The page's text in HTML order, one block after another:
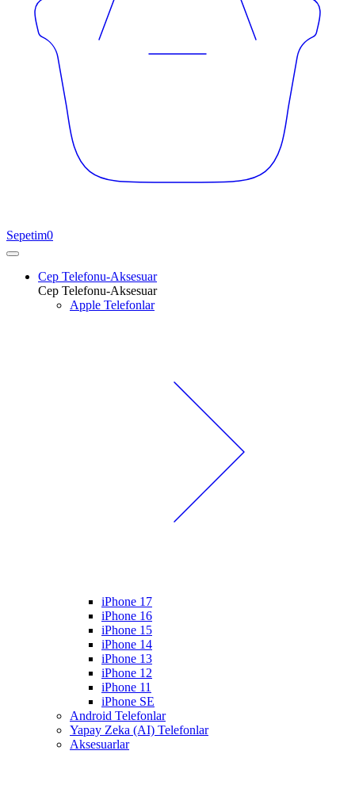
Sepetim0
Cep Telefonu-Aksesuar
Cep Telefonu-Aksesuar
Apple Telefonlar
iPhone 17
iPhone 16
iPhone 15
iPhone 14
iPhone 13
iPhone 12
iPhone 11
iPhone SE
Android Telefonlar
Yapay Zeka (AI) Telefonlar
Aksesuarlar